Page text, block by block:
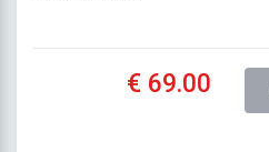
€ 69.00